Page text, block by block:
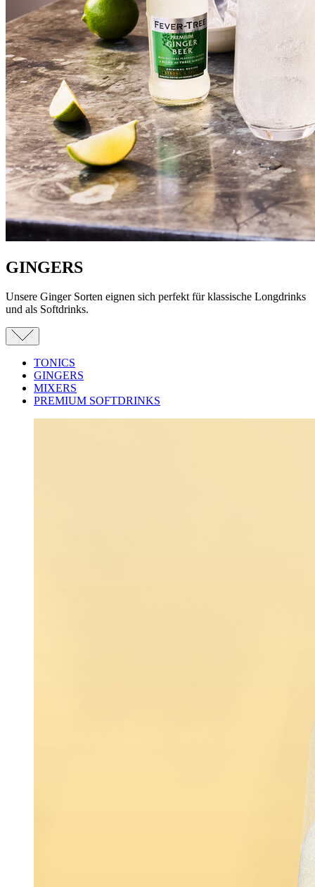
GINGERS
Unsere Ginger Sorten eignen sich perfekt für klassische Longdrinks
und als Softdrinks.
TONICS
GINGERS
MIXERS
PREMIUM SOFTDRINKS